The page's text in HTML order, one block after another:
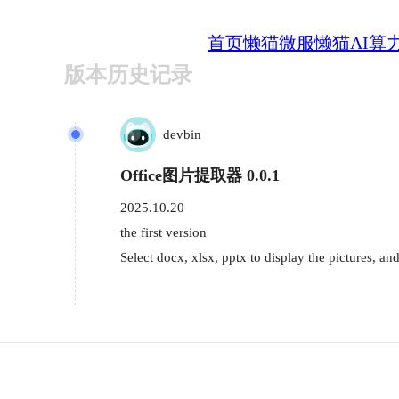
首页懒猫微服懒猫AI算
版本历史记录
devbin
Office图片提取器 0.0.1
2025.10.20
the first version